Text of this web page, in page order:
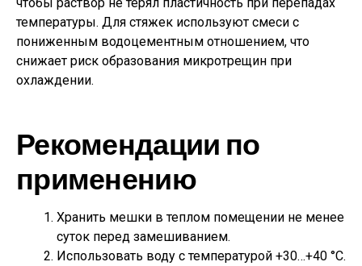
температуры. Для стяжек используют смеси с
пониженным водоцементным отношением, что
снижает риск образования микротрещин при
охлаждении.
Рекомендации по
применению
Хранить мешки в теплом помещении не менее
суток перед замешиванием.
Использовать воду с температурой +30…+40 °C.